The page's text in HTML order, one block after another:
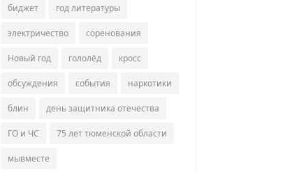
биджет год литературы
электричество соренования
Новый год гололёд кросс
обсуждения события наркотики
блин день защитника отечества
ГО и ЧС 75 лет тюменской области
мывместе